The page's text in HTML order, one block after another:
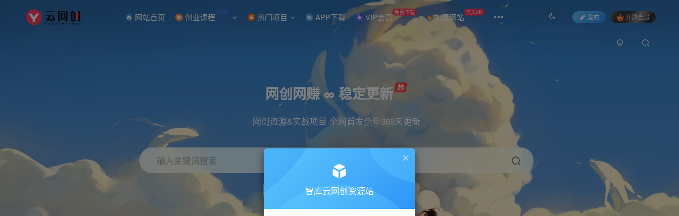
网站首页 创业课程 NEW 热门项目 APP下载 VIP会员 免费下载 加盟网站 日入2K
发布 开通会员
网创网赚 ∞ 稳定更新
网创资源&实战项目 全网首发全年365天更新
输入关键词搜索
直播 小红书 剪辑
智库云网创资源站